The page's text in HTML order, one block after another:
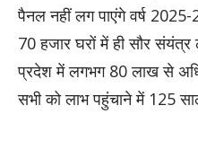
पैनल नहीं लग पाएंगे वर्ष
70 हजार घरों में ही सौर
प्रदेश में लगभग 80 लाख से
सभी को लाभ पहुंचाने में 125